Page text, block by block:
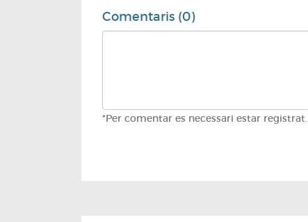
Comentaris (0)
*Per comentar es necessari estar registrat.